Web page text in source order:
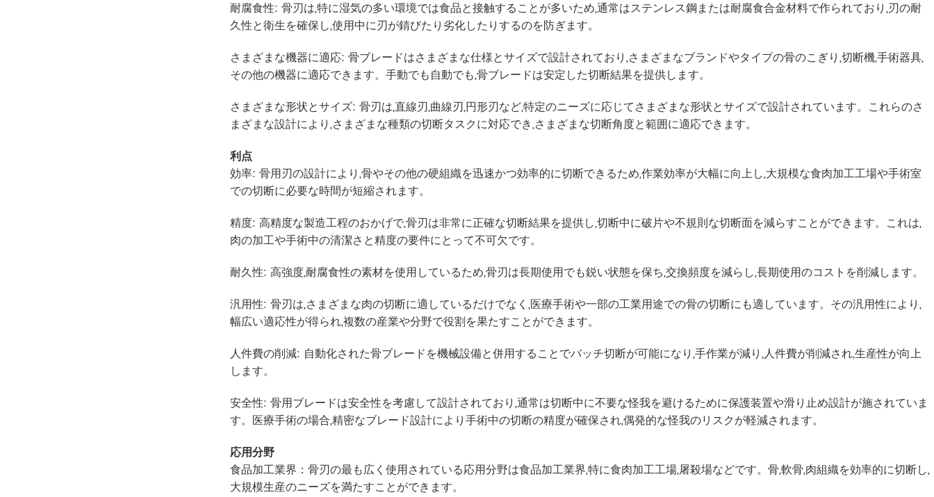
耐腐食性: 骨刃は,特に湿気の多い環境では食品と接触することが多いため,通常はステンレス鋼または耐腐食合金材料で作られており,刃の耐
久性と衛生を確保し,使用中に刃が錆びたり劣化したりするのを防ぎます。
さまざまな機器に適応: 骨ブレードはさまざまな仕様とサイズで設計されており,さまざまなブランドやタイプの骨のこぎり,切断機,手術器具,
その他の機器に適応できます。手動でも自動でも,骨ブレードは安定した切断結果を提供します。
さまざまな形状とサイズ: 骨刃は,直線刃,曲線刃,円形刃など,特定のニーズに応じてさまざまな形状とサイズで設計されています。これらのさ
まざまな設計により,さまざまな種類の切断タスクに対応でき,さまざまな切断角度と範囲に適応できます。
利点
効率: 骨用刃の設計により,骨やその他の硬組織を迅速かつ効率的に切断できるため,作業効率が大幅に向上し,大規模な食肉加工工場や手術室
での切断に必要な時間が短縮されます。
精度: 高精度な製造工程のおかげで,骨刃は非常に正確な切断結果を提供し,切断中に破片や不規則な切断面を減らすことができます。これは,
肉の加工や手術中の清潔さと精度の要件にとって不可欠です。
耐久性: 高強度,耐腐食性の素材を使用しているため,骨刃は長期使用でも鋭い状態を保ち,交換頻度を減らし,長期使用のコストを削減します。
汎用性: 骨刃は,さまざまな肉の切断に適しているだけでなく,医療手術や一部の工業用途での骨の切断にも適しています。その汎用性により,
幅広い適応性が得られ,複数の産業や分野で役割を果たすことができます。
人件費の削減: 自動化された骨ブレードを機械設備と併用することでバッチ切断が可能になり,手作業が減り,人件費が削減され,生産性が向上
します。
安全性: 骨用ブレードは安全性を考慮して設計されており,通常は切断中に不要な怪我を避けるために保護装置や滑り止め設計が施されていま
す。医療手術の場合,精密なブレード設計により手術中の切断の精度が確保され,偶発的な怪我のリスクが軽減されます。
応用分野
食品加工業界：骨刃の最も広く使用されている応用分野は食品加工業界,特に食肉加工工場,屠殺場などです。骨,軟骨,肉組織を効率的に切断し,
大規模生産のニーズを満たすことができます。